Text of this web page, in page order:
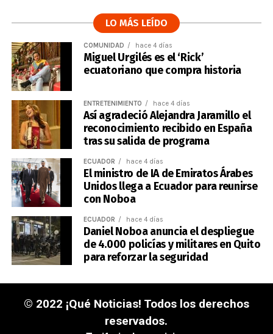
LO MÁS LEÍDO
COMUNIDAD hace 4 días
Miguel Urgilés es el ‘Rick’
ecuatoriano que compra historia
ENTRETENIMIENTO hace 4 días
Así agradeció Alejandra Jaramillo el
reconocimiento recibido en España
tras su salida de programa
ECUADOR hace 4 días
El ministro de IA de Emiratos Árabes
Unidos llega a Ecuador para reunirse
con Noboa
ECUADOR hace 4 días
Daniel Noboa anuncia el despliegue
de 4.000 policías y militares en Quito
para reforzar la seguridad
© 2022 ¡Qué Noticias! Todos los derechos
reservados.